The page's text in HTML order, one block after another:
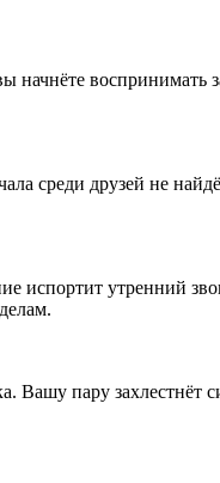
воспринимать
среди друзей не
испортит утренний
Вашу пару